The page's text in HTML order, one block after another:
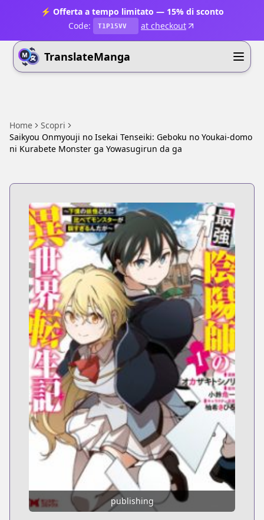
⚡ Offerta a tempo limitato — 15% di sconto
Code:
T1P15VV at checkout
TranslateManga
Home
Scopri
Saikyou Onmyouji no Isekai Tenseiki: Geboku no Youkai-domo
ni Kurabete Monster ga Yowasugirun da ga
publishing